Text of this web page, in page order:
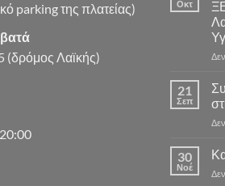
parking της πλατείας)
(δρόμος Λαϊκής)
Οκτ
21
Σεπ
30
Νοέ